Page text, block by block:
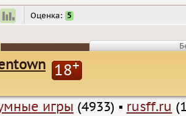
Оценка: 5
18+
игры (4933) ▪ rusff.ru